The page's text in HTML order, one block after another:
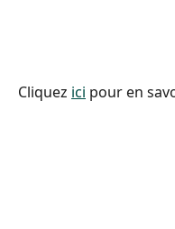
Cliquez ici pour en